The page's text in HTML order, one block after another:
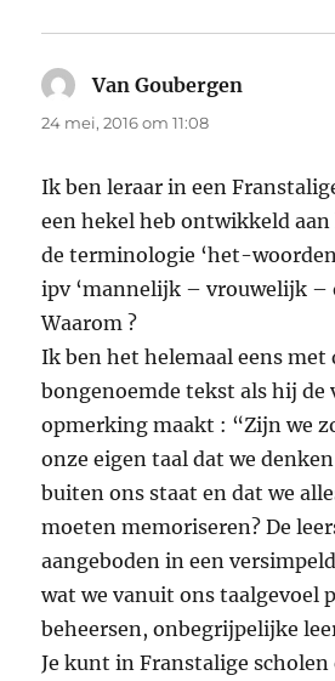
Van Goubergen
24 mei, 2016 om 11:08
Ik ben leraar in een
een hekel heb ontwikkeld
de terminologie ‘het-
ipv ‘mannelijk – vrouwelijk –
Waarom ?
Ik ben het helemaal eens met
bongenoemde tekst als hij de
opmerking maakt : “Zijn we
onze eigen taal dat we
buiten ons staat en dat we
moeten memoriseren? De
aangeboden in een
wat we vanuit ons taalgevoel
beheersen, onbegrijpelijke
Je kunt in Franstalige